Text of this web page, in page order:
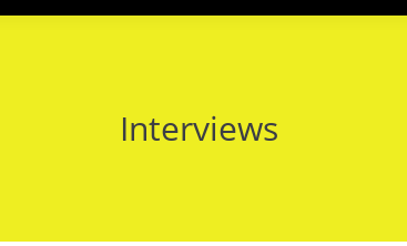
Interviews